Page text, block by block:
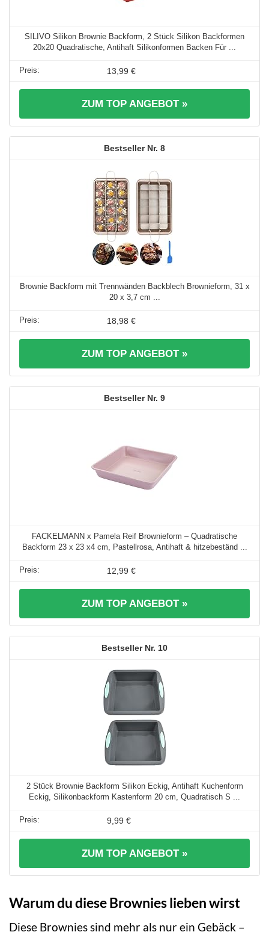
SILIVO Silikon Brownie Backform, 2 Stück Silikon Backformen
20x20 Quadratische, Antihaft Silikonformen Backen Für ...
13,99 €
ZUM TOP ANGEBOT »
8
Brownie Backform mit Trennwänden Backblech Brownieform, 31 x
20 x 3,7 cm ...
18,98 €
ZUM TOP ANGEBOT »
9
FACKELMANN x Pamela Reif Brownieform – Quadratische
Backform 23 x 23 x4 cm, Pastellrosa, Antihaft & hitzebeständ ...
12,99 €
ZUM TOP ANGEBOT »
10
2 Stück Brownie Backform Silikon Eckig, Antihaft Kuchenform
Eckig, Silikonbackform Kastenform 20 cm, Quadratisch S ...
9,99 €
ZUM TOP ANGEBOT »
Warum du diese Brownies lieben wirst
Diese Brownies sind mehr als nur ein Gebäck –